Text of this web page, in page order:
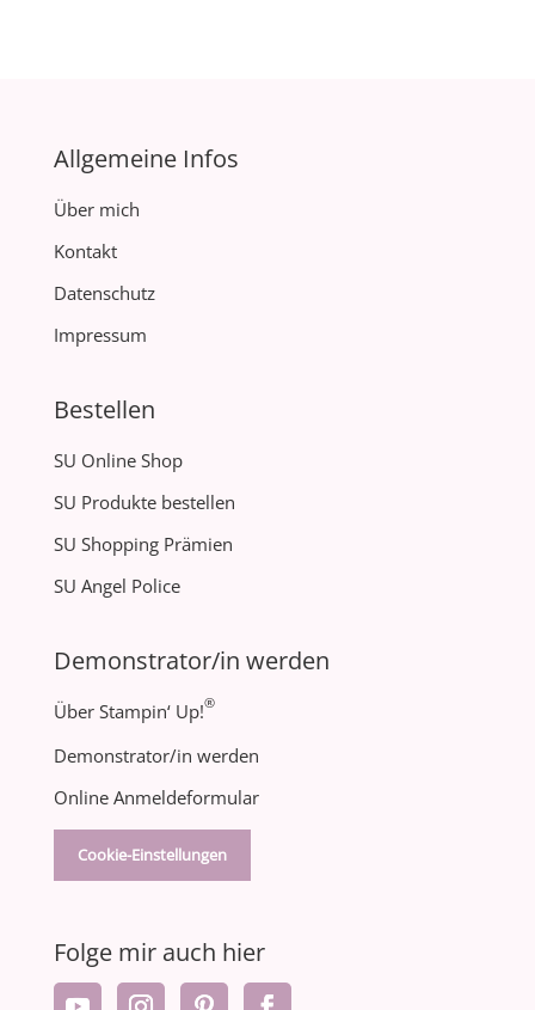
Allgemeine Infos
Über mich
Kontakt
Datenschutz
Impressum
Bestellen
SU Online Shop
SU Produkte bestellen
SU Shopping Prämien
SU Angel Police
Demonstrator/in werden
Über Stampin‘ Up!®
Demonstrator/in werden
Online Anmeldeformular
Cookie-Einstellungen
Folge mir auch hier